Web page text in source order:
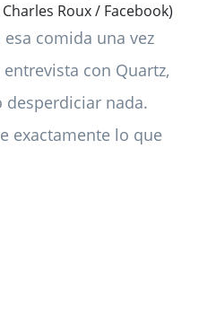
Roux / Facebook)
comida una vez
con Quartz,
nada.
exactamente lo que